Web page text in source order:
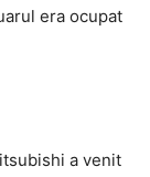
era ocupat
a venit